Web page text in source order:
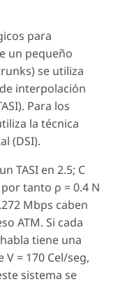
para
un pequeño
se utiliza
interpolación
Para los
la técnica
(DSI).
TASI en 2.5; C
tanto ρ = 0.4 N
Mbps caben
ATM. Si cada
tiene una
= 170 Cel/seg,
sistema se